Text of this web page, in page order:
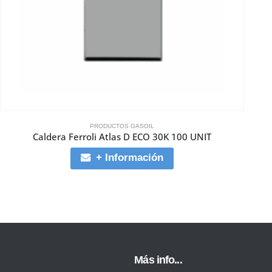
PRODUCTOS GASOIL
Caldera Ferroli Atlas D ECO 30K 100 UNIT
+ Información
Más info...